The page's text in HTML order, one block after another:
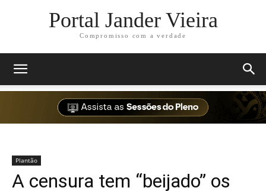
Portal Jander Vieira
Compromisso com a verdade
Plantão
A censura tem “beijado” os